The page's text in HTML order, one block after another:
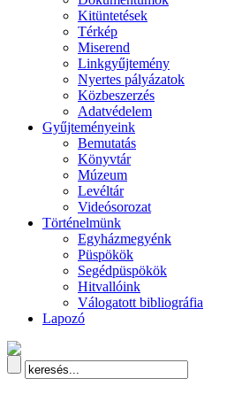
Kitüntetések
Térkép
Miserend
Linkgyűjtemény
Nyertes pályázatok
Közbeszerzés
Adatvédelem
Gyűjteményeink
Bemutatás
Könyvtár
Múzeum
Levéltár
Videósorozat
Történelmünk
Egyházmegyénk
Püspökök
Segédpüspökök
Hitvallóink
Válogatott bibliográfia
Lapozó